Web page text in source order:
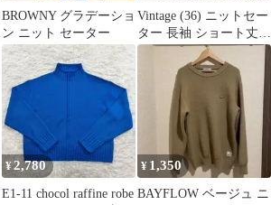
BROWNY グラデーショ
ン ニット セーター
Vintage (36) ニットセー
ター 長袖 ショート丈
背中開
¥2,780
E1-11 chocol raffine robe
¥ 1,350
BAYFLOW ベージュ ニ